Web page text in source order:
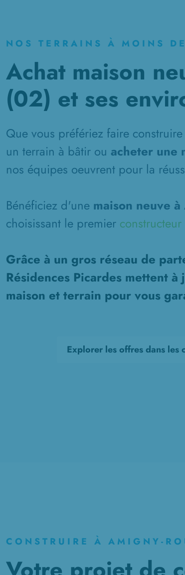
NOS TERRAINS À MOINS
Achat maison
(02) et ses
Que vous préfériez faire
un terrain à bâtir ou acheter une
nos équipes oeuvrent pour la
Bénéficiez d'une maison neuve
choisissant le premier
Grâce à un gros réseau de
Résidences Picardes mettent
maison et terrain pour vous
Explorer les offres dans les
CONSTRUIRE À AMIGNY-